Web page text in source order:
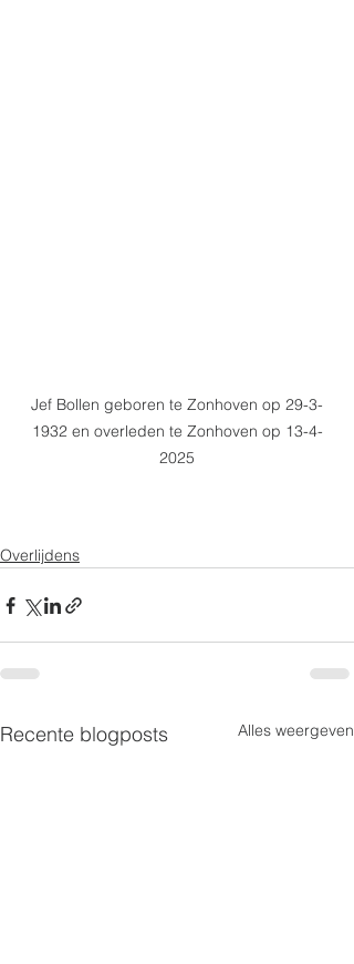
Jef Bollen geboren te Zonhoven op 29-3-
1932 en overleden te Zonhoven op 13-4-
2025
Overlijdens
Recente blogposts Alles weergeven